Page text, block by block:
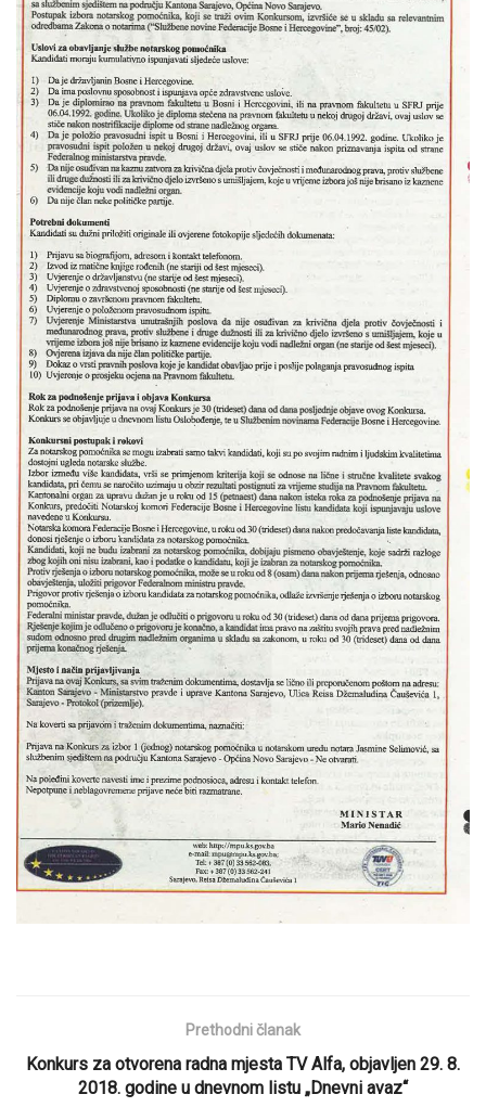
Prethodni članak
Konkurs za otvorena radna mjesta TV Alfa, objavljen 29. 8.
2018. godine u dnevnom listu „Dnevni avaz“